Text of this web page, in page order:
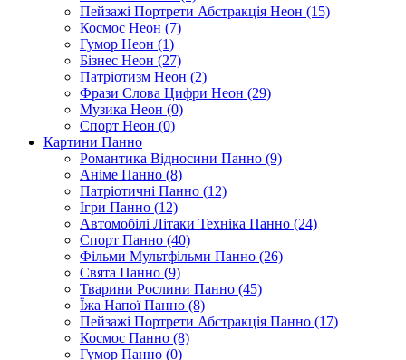
Пейзажі Портрети Абстракція Неон (15)
Космос Неон (7)
Гумор Неон (1)
Бізнес Неон (27)
Патріотизм Неон (2)
Фрази Слова Цифри Неон (29)
Музика Неон (0)
Спорт Неон (0)
Картини Панно
Романтика Відносини Панно (9)
Аніме Панно (8)
Патріотичні Панно (12)
Ігри Панно (12)
Автомобілі Літаки Техніка Панно (24)
Спорт Панно (40)
Фільми Мультфільми Панно (26)
Свята Панно (9)
Тварини Рослини Панно (45)
Їжа Напої Панно (8)
Пейзажі Портрети Абстракція Панно (17)
Космос Панно (8)
Гумор Панно (0)